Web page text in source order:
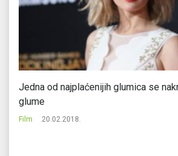
Jedna od najplaćenijih glumica se
glume
Film 20.02.2018.